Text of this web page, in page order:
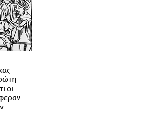
οι